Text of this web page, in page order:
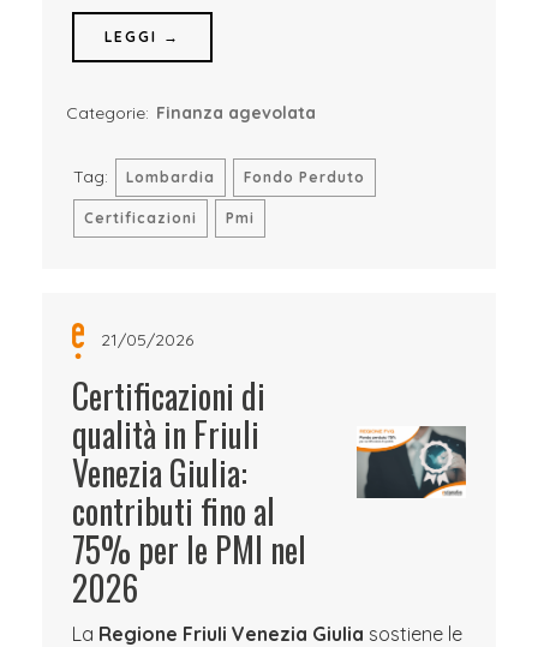
LEGGI →
Categorie: Finanza agevolata
Tag: Lombardia Fondo Perduto
Certificazioni Pmi
21/05/2026
Certificazioni di
qualità in Friuli
Venezia Giulia:
contributi fino al
75% per le PMI nel
2026
La Regione Friuli Venezia Giulia sostiene le